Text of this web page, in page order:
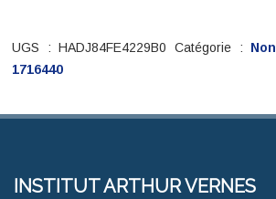
UGS :HADJ84FE4229B0 Catégorie :
1716440
INSTITUT ARTHUR VERNES